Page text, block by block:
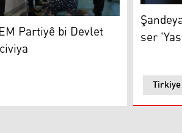
nû vebe
Partiyê bi Devlet Bahçelî re civiya
Partiyê bi Devlet
Tirkiye
ser